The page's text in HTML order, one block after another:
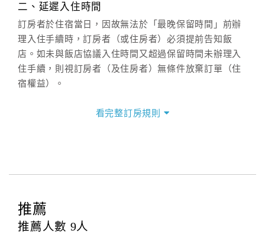
(07)9682715 。
二、延遲入住時間
訂房者於住宿當日，因故無法於「最晚保留時間」前辦
理入住手續時，訂房者（或住房者）必須提前告知飯
店。如未與飯店協議入住時間又超過保留時間未辦理入
住手續，則視訂房者（及住房者）無條件放棄訂單（住
宿權益）。
四、訂單異動
提出申辦不得異動訂單。
每筆訂單異動限定
辦理取消退款。
看完整訂房規則
推薦
推薦人數 9人